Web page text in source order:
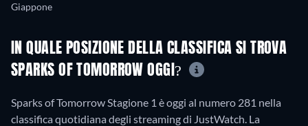
Giappone
IN QUALE POSIZIONE DELLA CLASSIFICA SI TROVA
SPARKS OF TOMORROW OGGI?
Sparks of Tomorrow Stagione 1 è oggi al numero 281 nella
classifica quotidiana degli streaming di JustWatch. La